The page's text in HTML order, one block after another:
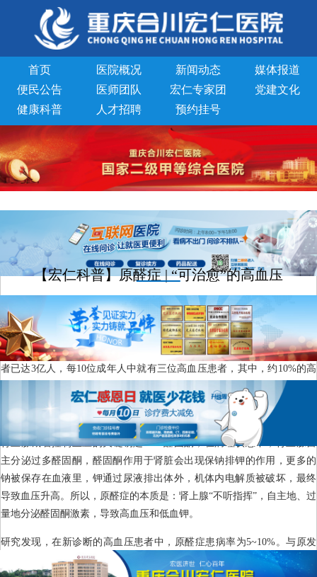
首页 医院概况 新闻动态
媒体报道
便民公告
医师团队 宏仁专家团
党建文化
健康科普
人才招聘 预约挂号
【宏仁科普】原醛症 | “可治愈”的高血压
文章来源：重庆宏仁医院发表时间：2025-09-03浏览次数:
高血压作为重大慢性疾病，全球患者人数正在逐渐增加，我国高血压患
者已达3亿人，每10位成年人中就有三位高血压患者，其中，约10%的高
血压患者存在可治愈的病因，接下来让我们一起了解这种“可治愈”的高血
压——原醛症。
肾上腺藏着控制血压的关键钥匙——醛固酮，在病理状态下，肾上腺自
主分泌过多醛固酮，醛固酮作用于肾脏会出现保钠排钾的作用，更多的
钠被保存在血液里，钾通过尿液排出体外，机体内电解质被破坏，最终
导致血压升高。所以，原醛症的本质是：肾上腺“不听指挥”，自主地、过
量地分泌醛固酮激素，导致高血压和低血钾。
研究发现，在新诊断的高血压患者中，原醛症患病率为5~10%。与原发
性高血压相比，原醛症对器官的危害更高，原醛症患者脑卒中风险增加